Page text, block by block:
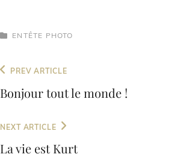
ENTÊTE PHOTO
PREV ARTICLE
Bonjour tout le monde !
NEXT ARTICLE
La vie est Kurt